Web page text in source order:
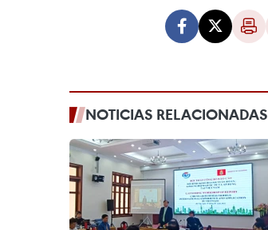
NOTICIAS RELACIONADAS